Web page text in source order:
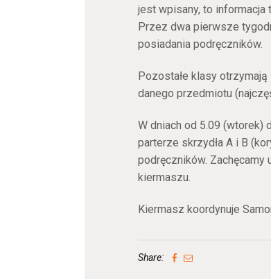
jest wpisany, to informacja
Przez dwa pierwsze
posiadania podręczników.
Pozostałe klasy
danego przedmiotu
W dniach od 5.09 (wtorek)
parterze skrzydła A i B
podręczników.
kiermaszu.
Kiermasz koordynuje
Share: